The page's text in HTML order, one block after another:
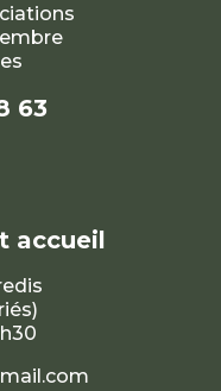
63
accueil